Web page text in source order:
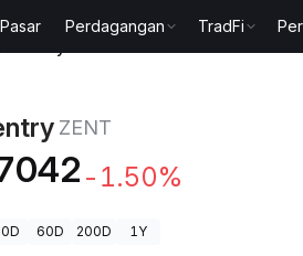
Pasar Perdagangan TradFi
ZENT
-1.50%
60D 200D 1Y